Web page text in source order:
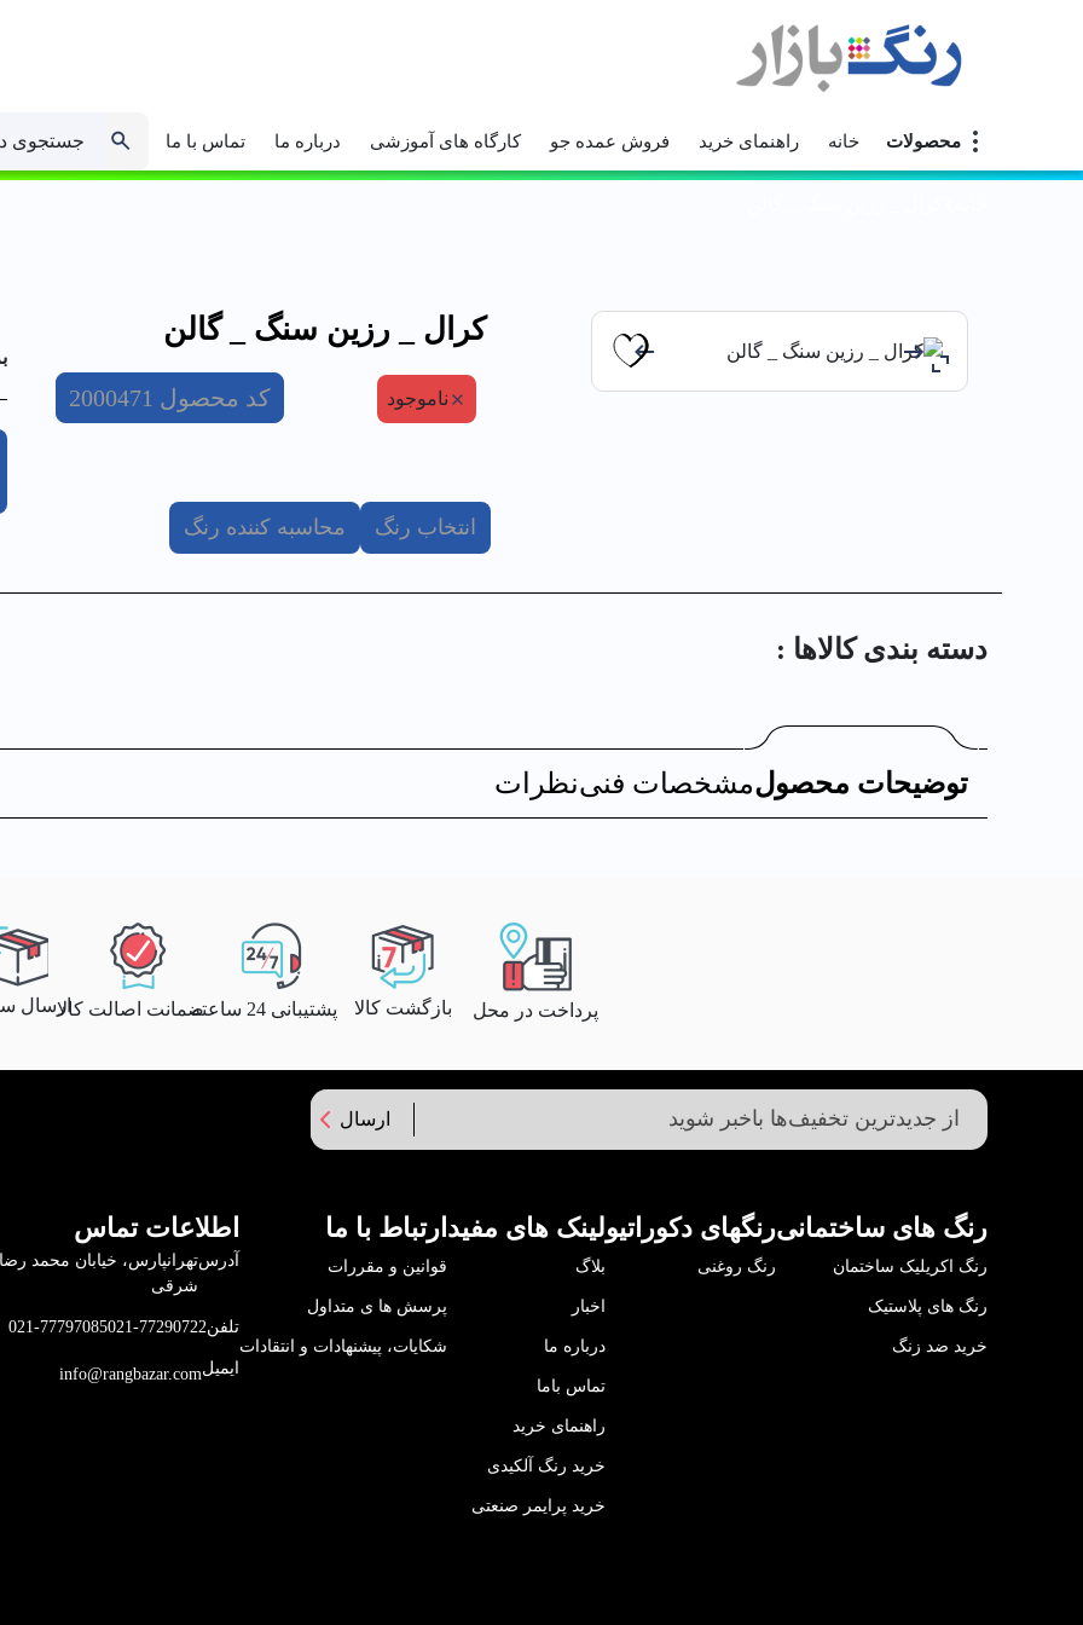
محصولات خانه راهنمای خرید فروش عمده جو کارگاه های آموزشی درباره ما تماس با ما جستجوی
كرال _ رزين سنگ _ گالن
ناموجود کد محصول 2000471
انتخاب رنگ محاسبه کننده رنگ
دسته بندی کالا‌ها :
توضیحات محصولمشخصات فنینظرات
پرداخت در محل بازگشت کالا پشتیبانی 24 ساعته ضمانت اصالت کالاارسال
ارسال
رنگ های ساختمانی
رنگ اکریلیک ساختمان
رنگ های پلاستیک
خرید ضد زنگ
رنگهای دکوراتیو
رنگ روغنی
لینک های مفید
بلاگ
اخبار
درباره ما
تماس باما
راهنمای خرید
خرید رنگ آلکیدی
خرید پرایمر صنعتی
ارتباط با ما
قوانین و مقررات
پرسش ها ی متداول
شکایات، پیشنهادات و انتقادات
اطلاعات تماس
آدرس
شرقی
تلفن021-77290722
021-77797085
ایمیلinfo@rangbazar.com